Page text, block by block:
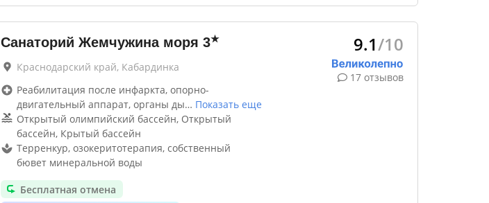
Санаторий Жемчужина моря 3★
Краснодарский край, Кабардинка
Реабилитация после инфаркта, опорно-
двигательный аппарат, органы ды… Показать еще
Открытый олимпийский бассейн, Открытый
бассейн, Крытый бассейн
Терренкур, озокеритотерапия, собственный
бювет минеральной воды
Бесплатная отмена
9.1/10
17 отзывов